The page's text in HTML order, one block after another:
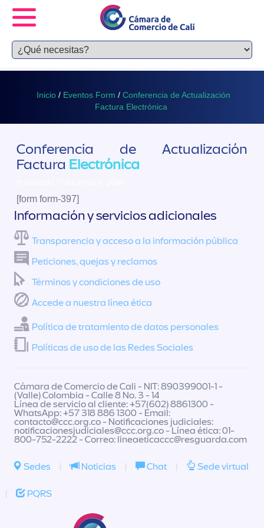
Inicio / Eventos Form / Conferencia de Actualización
Factura Electrónica
Conferencia de Actualización
Factura Electrónica
[form form-397]
Información y servicios adicionales
Transparencia y acceso a la información pública
Peticiones, quejas y reclamos
Términos y condiciones de uso
Accede a nuestra línea ética
Política de tratamiento de datos personales
Políticas de uso de las Redes Sociales
Cámara de Comercio de Cali - NIT: 890399001-1 -
(Valle) Colombia - Calle 8 No. 3 - 14
Línea de servicio al cliente: +57(602) 8861300 -
WhatsApp: +57 318 886 1300 - Email:
contacto@ccc.org.co- Notificaciones judiciales:
notificacionesjudiciales@ccc.org.co- Línea ética: 01-
800-752-2222 - Correo: lineaeticaccc@resguarda.com
Sedes | Noticias | Chat | Sede virtual
| PQRS